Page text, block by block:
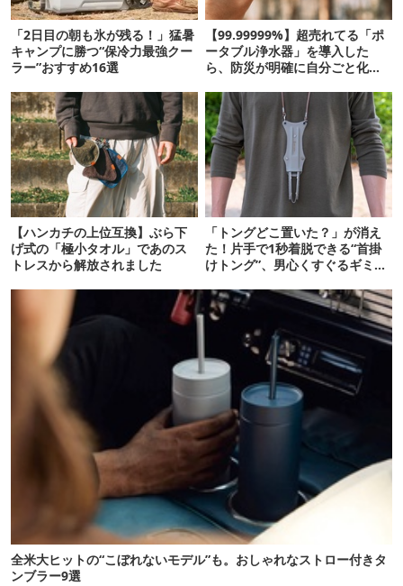
「2日目の朝も氷が残る！」猛暑
キャンプに勝つ“保冷力最強クー
ラー”おすすめ16選
【99.99999%】超売れてる「ポ
ータブル浄水器」を導入した
ら、防災が明確に自分ごと化し
【ハンカチの上位互換】ぶら下
げ式の「極小タオル」であのス
トレスから解放されました
「トングどこ置いた？」が消え
た！片手で1秒着脱できる“首掛
けトング”、男心くすぐるギミッ
全米大ヒットの“こぼれないモデル”も。おしゃれなストロー付きタ
ンブラー9選